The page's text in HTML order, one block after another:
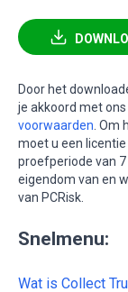
Door het
je akkoord met ons
voorwaarden .
moet u een
proefperiode van 7
eigendom van en
van PCRisk.
Snelmenu:
Wat is Collect